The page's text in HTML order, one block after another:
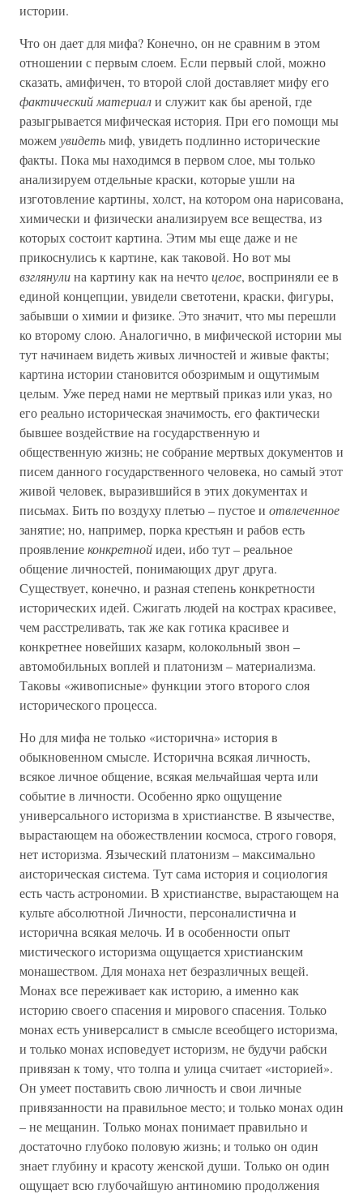
истории.
Что он дает для мифа? Конечно, он не сравним в этом
отношении с первым слоем. Если первый слой, можно
сказать, амифичен, то второй слой доставляет мифу его
фактический материали служит как бы ареной, где
разыгрывается мифическая история. При его помощи мы
можемувидетьмиф, увидеть подлинно исторические
факты. Пока мы находимся в первом слое, мы только
анализируем отдельные краски, которые ушли на
изготовление картины, холст, на котором она нарисована,
химически и физически анализируем все вещества, из
которых состоит картина. Этим мы еще даже и не
прикоснулись к картине, как таковой. Но вот мы
взглянулина картину как на нечтоцелое, восприняли ее в
единой концепции, увидели светотени, краски, фигуры,
забывши о химии и физике. Это значит, что мы перешли
ко второму слою. Аналогично, в мифической истории мы
тут начинаем видеть живых личностей и живые факты;
картина истории становится обозримым и ощутимым
целым. Уже перед нами не мертвый приказ или указ, но
его реально историческая значимость, его фактически
бывшее воздействие на государственную и
общественную жизнь; не собрание мертвых документов и
писем данного государственного человека, но самый этот
живой человек, выразившийся в этих документах и
письмах. Бить по воздуху плетью – пустое и отвлеченное
занятие; но, например, порка крестьян и рабов есть
проявлениеконкретнойидеи, ибо тут – реальное
общение личностей, понимающих друг друга.
Существует, конечно, и разная степень конкретности
исторических идей. Сжигать людей на кострах красивее,
чем расстреливать, так же как готика красивее и
конкретнее новейших казарм, колокольный звон –
автомобильных воплей и платонизм – материализма.
Таковы «живописные» функции этого второго слоя
исторического процесса.
Но для мифа не только «исторична» история в
обыкновенном смысле. Исторична всякая личность,
всякое личное общение, всякая мельчайшая черта или
событие в личности. Особенно ярко ощущение
универсального историзма в христианстве. В язычестве,
вырастающем на обожествлении космоса, строго говоря,
нет историзма. Языческий платонизм – максимально
аисторическая система. Тут сама история и социология
есть часть астрономии. В христианстве, вырастающем на
культе абсолютной Личности, персоналистична и
исторична всякая мелочь. И в особенности опыт
мистического историзма ощущается христианским
монашеством. Для монаха нет безразличных вещей.
Монах все переживает как историю, а именно как
историю своего спасения и мирового спасения. Только
монах есть универсалист в смысле всеобщего историзма,
и только монах исповедует историзм, не будучи рабски
привязан к тому, что толпа и улица считает «историей».
Он умеет поставить свою личность и свои личные
привязанности на правильное место; и только монах один
– не мещанин. Только монах понимает правильно и
достаточно глубоко половую жизнь; и только он один
знает глубину и красоту женской души. Только он один
ощущает всю глубочайшую антиномию продолжения